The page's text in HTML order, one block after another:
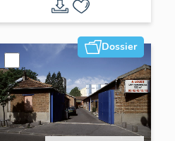
les Fils Latex, et
Float on air
Dossier